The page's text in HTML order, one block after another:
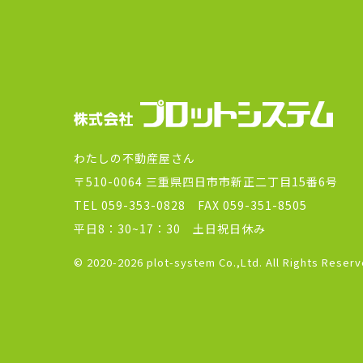
わたしの不動産屋さん
〒510-0064 三重県四日市市新正二丁目15番6号
TEL 059-353-0828 FAX 059-351-8505
平日8：30~17：30 土日祝日休み
© 2020-2026 plot-system Co.,Ltd. All Rights